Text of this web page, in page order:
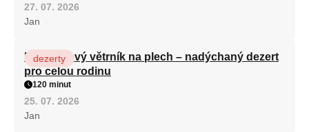
27. 07. 2026
Jan
Karamelový větrník na plech – nadýchaný dezert
pro celou rodinu
dezerty
120 minut
25. 07. 2026
Jan